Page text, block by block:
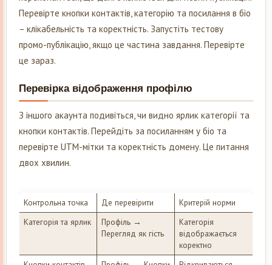
Перевірте кнопки контактів, категорію та посилання в біо
– клікабельність та коректність. Запустіть тестову
промо-публікацію, якщо це частина завдання. Перевірте
це зараз.
Перевірка відображення профілю
З іншого акаунта подивіться, чи видно ярлик категорії та
кнопки контактів. Перейдіть за посиланням у біо та
перевірте UTM-мітки та коректність домену. Це питання
двох хвилин.
Контрольна точка Де перевірити
Критерій норми
Категорія та ярлик
Профіль →
Перегляд як гість
Категорія
відображається
коректно